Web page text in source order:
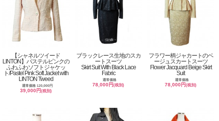
【シャネルツイード
LINTON】パステルピンクの
ふわふわソフトジャケッ
ト/Pastel Pink Soft Jacket with
LINTON Tweed
通常価格 120,000円
39,000円(税別)
ブラックレース生地のスカ
ートスーツ
Skirt Suit With Black Lace
Fabric
通常価格
78,000円(税別)
フラワー柄ジャカートのベ
ージュスカートスーツ
Flower Jacquard Beige Skirt
Suit
通常価格
78,000円(税別)